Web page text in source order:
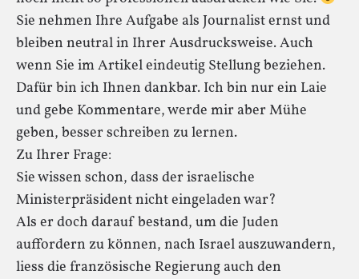
Sie nehmen Ihre Aufgabe als Journalist ernst und
bleiben neutral in Ihrer Ausdrucksweise. Auch
wenn Sie im Artikel eindeutig Stellung beziehen.
Dafür bin ich Ihnen dankbar. Ich bin nur ein Laie
und gebe Kommentare, werde mir aber Mühe
geben, besser schreiben zu lernen.
Zu Ihrer Frage:
Sie wissen schon, dass der israelische
Ministerpräsident nicht eingeladen war?
Als er doch darauf bestand, um die Juden
auffordern zu können, nach Israel auszuwandern,
liess die französische Regierung auch den